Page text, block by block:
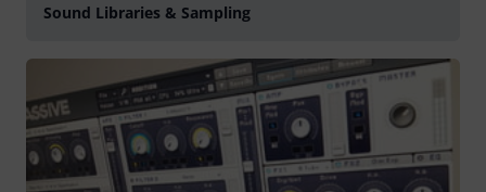
Sound Libraries & Sampling